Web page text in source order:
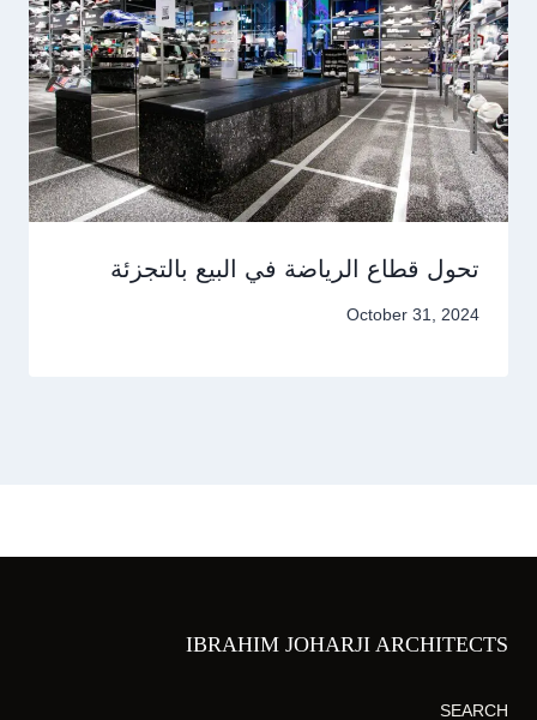
تحول قطاع الرياضة في البيع بالتجزئة
October 31, 2024
IBRAHIM JOHARJI ARCHITECTS
SEARCH